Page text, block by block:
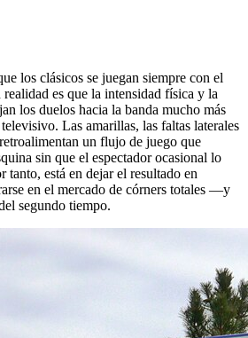
los clásicos se juegan siempre con el
es que la intensidad física y la
los duelos hacia la banda mucho más
Las amarillas, las faltas laterales
un flujo de juego que
sin que el espectador ocasional lo
tanto, está en dejar el resultado en
en el mercado de córners totales —y
segundo tiempo.